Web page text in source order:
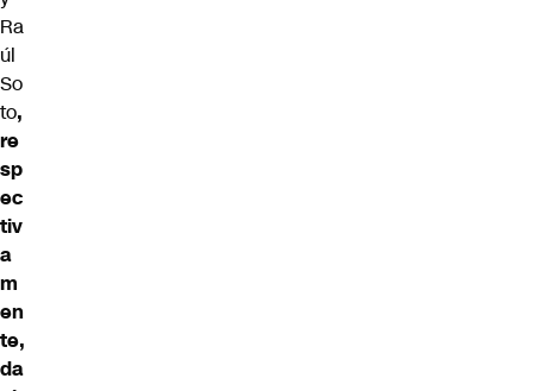
Ra
úl
So
to,
re
sp
ec
tiv
a
m
en
te,
da